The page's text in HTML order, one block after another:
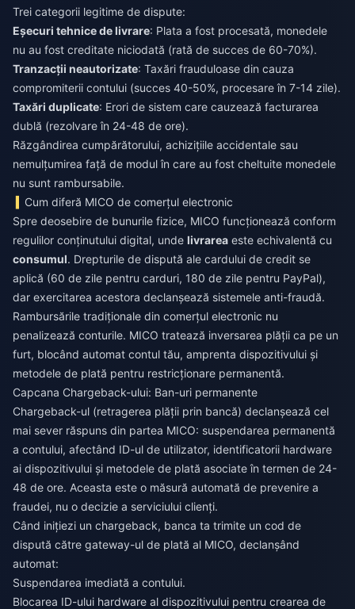
Trei categorii legitime de dispute:
Eșecuri tehnice de livrare: Plata a fost procesată, monedele
nu au fost creditate niciodată (rată de succes de 60-70%).
Tranzacții neautorizate: Taxări frauduloase din cauza
compromiterii contului (succes 40-50%, procesare în 7-14 zile).
Taxări duplicate: Erori de sistem care cauzează facturarea
dublă (rezolvare în 24-48 de ore).
Răzgândirea cumpărătorului, achizițiile accidentale sau
nemulțumirea față de modul în care au fost cheltuite monedele
nu sunt rambursabile.
Cum diferă MICO de comerțul electronic
Spre deosebire de bunurile fizice, MICO funcționează conform
regulilor conținutului digital, unde livrarea este echivalentă cu
consumul. Drepturile de dispută ale cardului de credit se
aplică (60 de zile pentru carduri, 180 de zile pentru PayPal),
dar exercitarea acestora declanșează sistemele anti-fraudă.
Rambursările tradiționale din comerțul electronic nu
penalizează conturile. MICO tratează inversarea plății ca pe un
furt, blocând automat contul tău, amprenta dispozitivului și
metodele de plată pentru restricționare permanentă.
Capcana Chargeback-ului: Ban-uri permanente
Chargeback-ul (retragerea plății prin bancă) declanșează cel
mai sever răspuns din partea MICO: suspendarea permanentă
a contului, afectând ID-ul de utilizator, identificatorii hardware
ai dispozitivului și metodele de plată asociate în termen de 24-
48 de ore. Aceasta este o măsură automată de prevenire a
fraudei, nu o decizie a serviciului clienți.
Când inițiezi un chargeback, banca ta trimite un cod de
dispută către gateway-ul de plată al MICO, declanșând
automat:
Suspendarea imediată a contului.
Blocarea ID-ului hardware al dispozitivului pentru crearea de